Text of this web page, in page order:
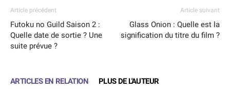
Article précédent
Futoku no Guild Saison 2 :
Quelle date de sortie ? Une
suite prévue ?
Article suivant
Glass Onion : Quelle est la
signification du titre du film ?
ARTICLES EN RELATION PLUS DE L'AUTEUR